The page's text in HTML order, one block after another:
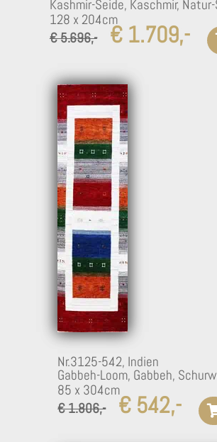
Kashmir-Seide, Kaschmir,
128 x 204cm
€ 5.696,-
€ 1.709,-
Nr.3125-542, Indien
Gabbeh-Loom, Gabbeh,
85 x 304cm
€ 1.806,-
€ 542,-